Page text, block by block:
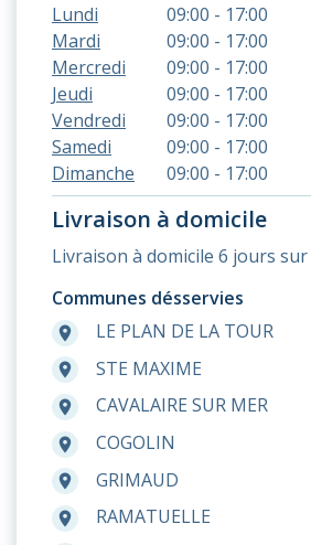
Lundi
09:00 - 17:00
Mardi
09:00 - 17:00
Mercredi
09:00 - 17:00
Jeudi
09:00 - 17:00
Vendredi
09:00 - 17:00
Samedi
09:00 - 17:00
Dimanche
09:00 - 17:00
Livraison à domicile
Livraison à domicile 6 jours sur
Communes désservies
room LE PLAN DE LA TOUR
room STE MAXIME
room CAVALAIRE SUR MER
room COGOLIN
room GRIMAUD
room RAMATUELLE